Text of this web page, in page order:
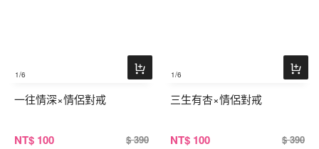
1/6
一往情深×情侶對戒
NT$ 100 $ 390
1/6
三生有杏×情侶對戒
NT$ 100 $ 390